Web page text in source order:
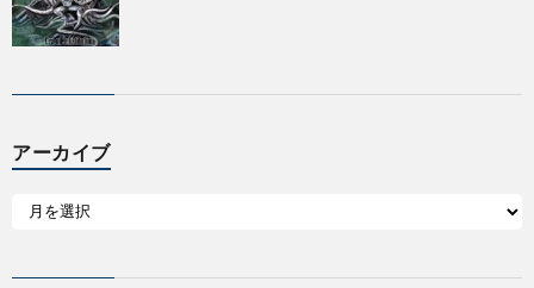
アーカイブ